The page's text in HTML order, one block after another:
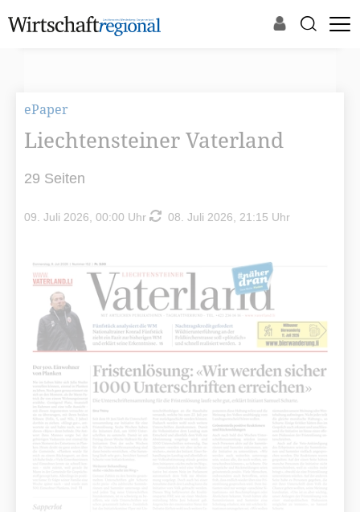
ePaper
Liechtensteiner Vaterland
29 Seiten
09. Juli 2026, 00:00 Uhr 08. Juli 2026, 21:15 Uhr